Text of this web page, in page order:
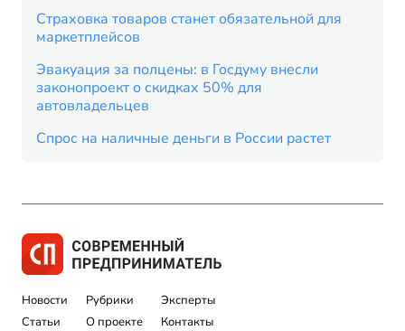
Страховка товаров станет обязательной для
маркетплейсов
Эвакуация за полцены: в Госдуму внесли
законопроект о скидках 50% для
автовладельцев
Спрос на наличные деньги в России растет
Новости
Статьи
Рубрики
О проекте
Эксперты
Контакты